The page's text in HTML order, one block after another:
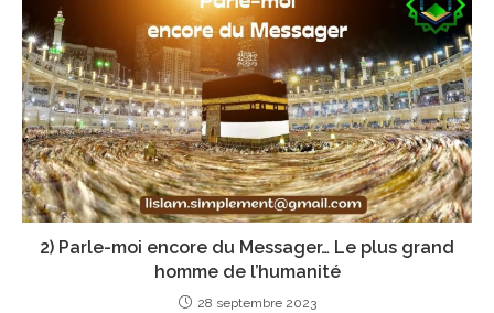
2) Parle-moi encore du Messager… Le plus grand
homme de l’humanité
28 septembre 2023